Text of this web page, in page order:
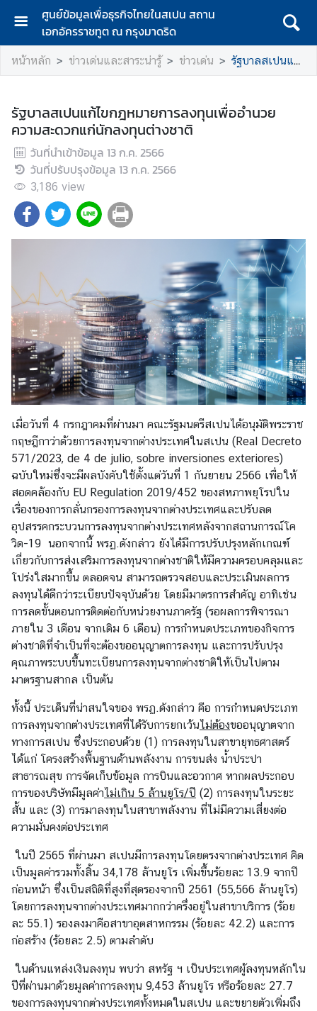
ศูนย์ข้อมูลเพื่อธุรกิจไทยในสเปน สถาน
เอกอัครราชทูต ณ กรุงมาดริด
ห
น้
ร
ก
เ
กี่
ย
ว
กั
ป
น
ก
า
ร
า
แ
ล
ะ
ก
า
ร
ล
ง
ทุ
น
ใ
น
ส
เ
ป
น
ข่
า
ว
เ
ด่
น
แ
ล
ะ
ส
า
ร
ะ
น่
า
รู้
หน้าหลัก ข่าวเด่นและสาระน่ารู้ ข่าวเด่น รัฐบาลสเปนแก้ไขกฎหมายการลงทุนเพื่ออำนวยความสะดวกแก่นักลงทุนต่างชาติ
รัฐบาลสเปนแก้ไขกฎหมายการลงทุนเพื่ออำนวย
ความสะดวกแก่นักลงทุนต่างชาติ
วันที่นำเข้าข้อมูล 13 ก.ค. 2566
วันที่ปรับปรุงข้อมูล 13 ก.ค. 2566
3,186 view
เมื่อวันที่ 4 กรกฎาคมที่ผ่านมา คณะรัฐมนตรีสเปนได้อนุมัติพระราช
กฤษฎีกาว่าด้วยการลงทุนจากต่างประเทศในสเปน ( Real Decreto
571/2023, de 4 de julio, sobre inversiones exteriores)
ฉบับใหม่ซึ่งจะมีผลบังคับใช้ตั้งแต่วันที่ 1 กันยายน 2566 เพื่อให้
สอดคล้องกับ EU Regulation 2019/452 ของสหภาพยุโรปใน
เรื่องของการกลั่นกรองการลงทุนจากต่างประเทศและปรับลด
อุปสรรคกระบวนการลงทุนจากต่างประเทศหลังจากสถานการณ์โค
วิด-19 นอกจากนี้ พรฏ.ดังกล่าว ยังได้มีการปรับปรุงหลักเกณฑ์
เกี่ยวกับการส่งเสริมการลงทุนจากต่างชาติให้มีความครอบคลุมและ
โปร่งใสมากขึ้น ตลอดจน สามารถตรวจสอบและประเมินผลการ
ลงทุนได้ดีกว่าระเบียบปัจจุบันด้วย โดยมีมาตรการสำคัญ อาทิเช่น
การลดขั้นตอนการติดต่อกับหน่วยงานภาครัฐ (รอผลการพิจารณา
ภายใน 3 เดือน จากเดิม 6 เดือน) การกำหนดประเภทของกิจการ
ต่างชาติที่จำเป็นที่จะต้องขออนุญาตการลงทุน และการปรับปรุง
คุณภาพระบบขึ้นทะเบียนการลงทุนจากต่างชาติให้เป็นไปตาม
มาตรฐานสากล เป็นต้น
ทั้งนี้ ประเด็นที่น่าสนใจของ พรฏ.ดังกล่าว คือ การกำหนดประเภท
การลงทุนจากต่างประเทศที่ได้รับการยกเว้นไม่ต้องขออนุญาตจาก
ทางการสเปน ซึ่งประกอบด้วย (1) การลงทุนในสาขายุทธศาสตร์
ได้แก่ โครงสร้างพื้นฐานด้านพลังงาน การขนส่ง น้ำประปา
สาธารณสุข การจัดเก็บข้อมูล การบินและอวกาศ หากผลประกอบ
การของบริษัทมีมูลค่าไม่เกิน 5 ล้านยูโร/ปี (2) การลงทุนในระยะ
สั้น และ (3) การมาลงทุนในสาขาพลังงาน ที่ไม่มีความเสี่ยงต่อ
ความมั่นคงต่อประเทศ
ในปี 2565 ที่ผ่านมา สเปนมีการลงทุนโดยตรงจากต่างประเทศ คิด
เป็นมูลค่ารวมทั้งสิ้น 34,178 ล้านยูโร เพิ่มขึ้นร้อยละ 13.9 จากปี
ก่อนหน้า ซึ่งเป็นสถิติที่สูงที่สุดรองจากปี 2561 (55,566 ล้านยูโร)
โดยการลงทุนจากต่างประเทศมากกว่าครึ่งอยู่ในสาขาบริการ (ร้อย
ละ 55.1) รองลงมาคือสาขาอุตสาหกรรม (ร้อยละ 42.2) และการ
ก่อสร้าง (ร้อยละ 2.5) ตามลำดับ
ในด้านแหล่งเงินลงทุน พบว่า สหรัฐ ฯ เป็นประเทศผู้ลงทุนหลักใน
ปีที่ผ่านมาด้วยมูลค่าการลงทุน 9,453 ล้านยูโร หรือร้อยละ 27.7
ของการลงทุนจากต่างประเทศทั้งหมดในสเปน และขยายตัวเพิ่มถึง